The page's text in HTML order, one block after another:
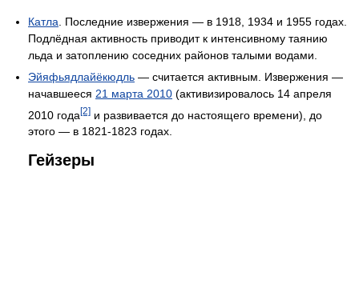
Катла . Последние извержения — в 1918, 1934 и 1955 годах.
Подлёдная активность приводит к интенсивному таянию
льда и затоплению соседних районов талыми водами.
Эйяфьядлайёкюдль — считается активным. Извержения —
начавшееся 21 марта 2010 (активизировалось 14 апреля
2010 года[2] и развивается до настоящего времени), до
этого — в 1821-1823 годах.
Гейзеры